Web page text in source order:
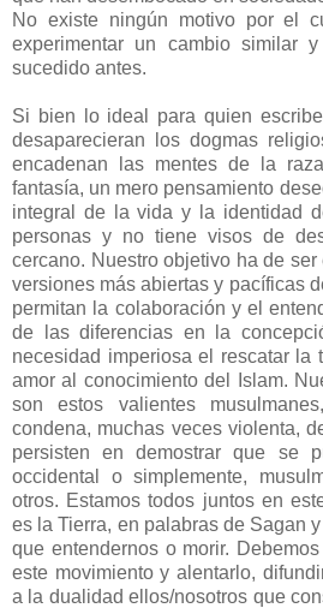
No existe ningún motivo por el
experimentar un cambio similar
sucedido antes.
Si bien lo ideal para quien
desaparecieran los dogmas
encadenan las mentes de la
fantasía, un mero pensamiento
integral de la vida y la identidad
personas y no tiene visos de
cercano. Nuestro objetivo ha de
versiones más abiertas y pacíficas
permitan la colaboración y el
de las diferencias en la
necesidad imperiosa el rescatar la
amor al conocimiento del Islam.
son estos valientes
condena, muchas veces violenta,
persisten en demostrar que se
occidental o simplemente,
otros. Estamos todos juntos en
es la Tierra, en palabras de Sagan
que entendernos o morir.
este movimiento y alentarlo,
a la dualidad ellos/nosotros que